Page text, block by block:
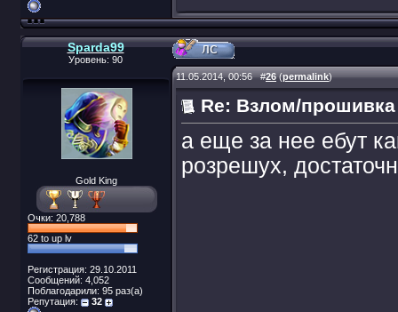
Sparda99
Уровень: 90
Gold King
Очки: 20,788
62 to up lv
Регистрация: 29.10.2011
Сообщений: 4,052
Поблагодарили: 95 раз(а)
Репутация:
32
11.05.2014, 00:56#26(permalink)
Re: Взлом/прошивка
а еще за нее ебут
розрешух,